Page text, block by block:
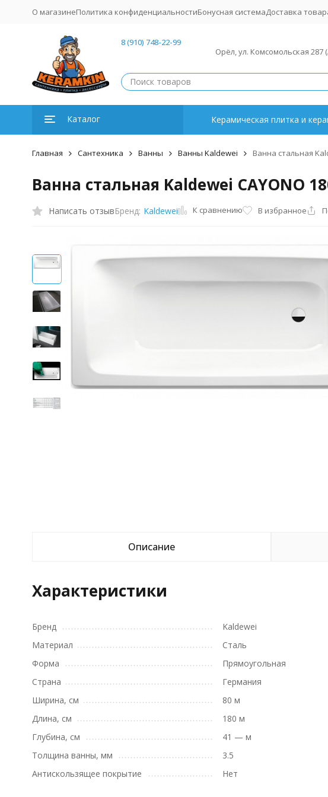
О магазинеПолитика конфиденциальностиБонусная системаДоставка
8 (910) 748-22-99
Орёл, ул. Комсомольская 287
Каталог Керамическая плитка и
Главная Сантехника Ванны Ванны Kaldewei Ванна стальная
Ванна стальная Kaldewei CAYONO
Написать отзывБренд: Kaldewei К сравнению В избранное
Описание
Характеристики
Бренд
Kaldewei
Материал
Сталь
Форма
Прямоугольная
Страна
Германия
Ширина, см
80 м
Длина, см
180 м
Глубина, см
41 — м
Толщина ванны, мм
3.5
Антискользящее покрытие
Нет